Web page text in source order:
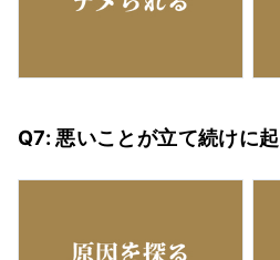
Q7: 悪いことが立て続けに